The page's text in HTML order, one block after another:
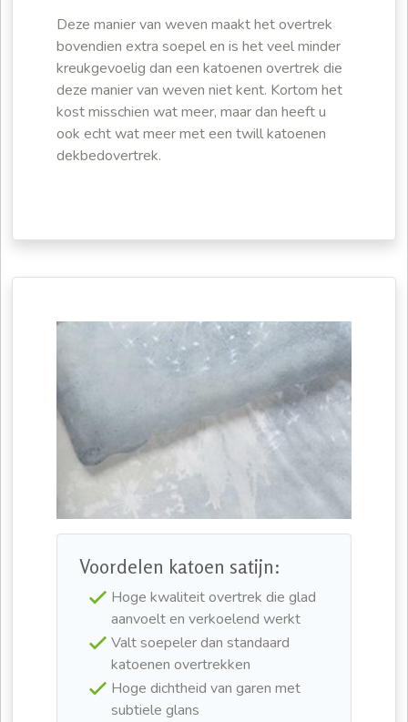
Deze manier van weven maakt het overtrek
bovendien extra soepel en is het veel minder
kreukgevoelig dan een katoenen overtrek die
deze manier van weven niet kent. Kortom het
kost misschien wat meer, maar dan heeft u
ook echt wat meer met een twill katoenen
dekbedovertrek.
Voordelen katoen satijn:
Hoge kwaliteit overtrek die glad
aanvoelt en verkoelend werkt
Valt soepeler dan standaard
katoenen overtrekken
Hoge dichtheid van garen met
subtiele glans